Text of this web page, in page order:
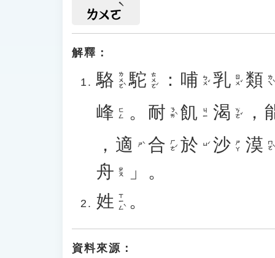
ㄌㄨㄛ
解釋：
駱 ㄌㄨㄛˋ 駝 ㄊㄨㄛˊ ： 哺 ㄅㄨˇ 乳 ㄖㄨˇ 類 ㄌㄟˋ
峰 ㄈㄥ 。 耐 ㄋㄞˋ 飢 ㄐㄧ 渴 ㄎㄜˇ ，
， 適 ㄕˋ 合 ㄏㄜˊ 於 ㄩˊ 沙 ㄕㄚ 漠 ㄇㄛˋ
舟 ㄓㄡ
」。
姓 ㄒㄧㄥˋ 。
資料來源：